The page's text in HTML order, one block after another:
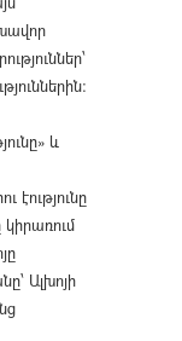
և
էությունը
Ալխոյի